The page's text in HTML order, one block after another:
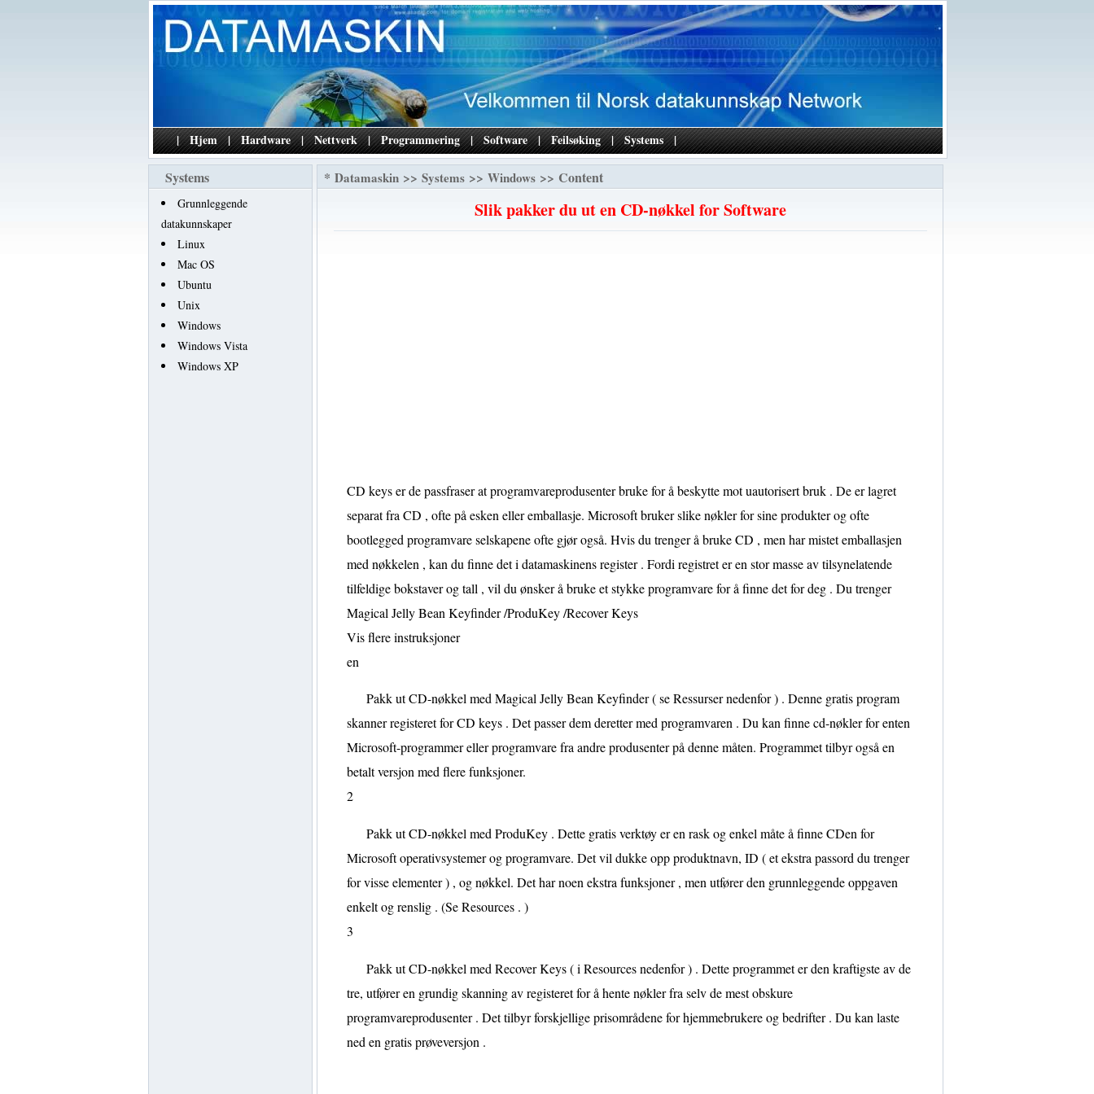
| Hjem | Hardware | Nettverk | Programmering | Software | Feilsøking | Systems |
Systems
Grunnleggende
datakunnskaper
Linux
Mac OS
Ubuntu
Unix
Windows
Windows Vista
Windows XP
* Datamaskin >> Systems >> Windows >> Content
Slik pakker du ut en CD-nøkkel for Software
CD keys er de passfraser at programvareprodusenter bruke for å beskytte mot uautorisert bruk . De er lagret
separat fra CD , ofte på esken eller emballasje. Microsoft bruker slike nøkler for sine produkter og ofte
bootlegged programvare selskapene ofte gjør også. Hvis du trenger å bruke CD , men har mistet emballasjen
med nøkkelen , kan du finne det i datamaskinens register . Fordi registret er en stor masse av tilsynelatende
tilfeldige bokstaver og tall , vil du ønsker å bruke et stykke programvare for å finne det for deg . Du trenger
Magical Jelly Bean Keyfinder /ProduKey /Recover Keys
Vis flere instruksjoner
en
Pakk ut CD-nøkkel med Magical Jelly Bean Keyfinder ( se Ressurser nedenfor ) . Denne gratis program
skanner registeret for CD keys . Det passer dem deretter med programvaren . Du kan finne cd-nøkler for enten
Microsoft-programmer eller programvare fra andre produsenter på denne måten. Programmet tilbyr også en
betalt versjon med flere funksjoner.
2
Pakk ut CD-nøkkel med ProduKey . Dette gratis verktøy er en rask og enkel måte å finne CDen for
Microsoft operativsystemer og programvare. Det vil dukke opp produktnavn, ID ( et ekstra passord du trenger
for visse elementer ) , og nøkkel. Det har noen ekstra funksjoner , men utfører den grunnleggende oppgaven
enkelt og renslig . (Se Resources . )
3
Pakk ut CD-nøkkel med Recover Keys ( i Resources nedenfor ) . Dette programmet er den kraftigste av de
tre, utfører en grundig skanning av registeret for å hente nøkler fra selv de mest obskure
programvareprodusenter . Det tilbyr forskjellige prisområdene for hjemmebrukere og bedrifter . Du kan laste
ned en gratis prøveversjon .